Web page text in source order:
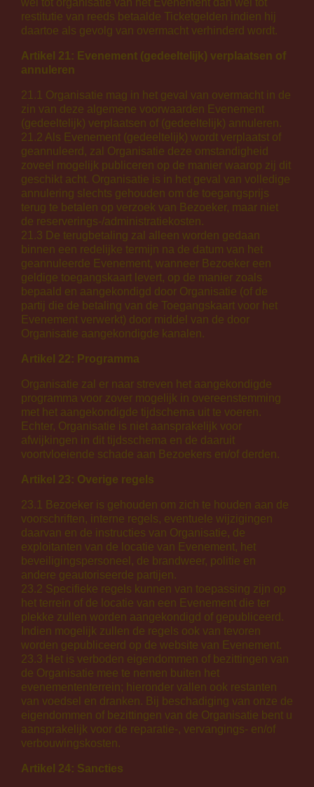
wel tot organisatie van het Evenement dan wel tot
restitutie van reeds betaalde Ticketgelden indien hij
daartoe als gevolg van overmacht verhinderd wordt.
Artikel 21: Evenement (gedeeltelijk) verplaatsen of
annuleren
21.1 Organisatie mag in het geval van overmacht in de
zin van deze algemene voorwaarden Evenement
(gedeeltelijk) verplaatsen of (gedeeltelijk) annuleren.
21.2 Als Evenement (gedeeltelijk) wordt verplaatst of
geannuleerd, zal Organisatie deze omstandigheid
zoveel mogelijk publiceren op de manier waarop zij dit
geschikt acht. Organisatie is in het geval van volledige
annulering slechts gehouden om de toegangsprijs
terug te betalen op verzoek van Bezoeker, maar niet
de reserverings-/administratiekosten.
21.3 De terugbetaling zal alleen worden gedaan
binnen een redelijke termijn na de datum van het
geannuleerde Evenement, wanneer Bezoeker een
geldige toegangskaart levert, op de manier zoals
bepaald en aangekondigd door Organisatie (of de
partij die de betaling van de Toegangskaart voor het
Evenement verwerkt) door middel van de door
Organisatie aangekondigde kanalen.
Artikel 22: Programma
Organisatie zal er naar streven het aangekondigde
programma voor zover mogelijk in overeenstemming
met het aangekondigde tijdschema uit te voeren.
Echter, Organisatie is niet aansprakelijk voor
afwijkingen in dit tijdsschema en de daaruit
voortvloeiende schade aan Bezoekers en/of derden.
Artikel 23: Overige regels
23.1 Bezoeker is gehouden om zich te houden aan de
voorschriften, interne regels, eventuele wijzigingen
daarvan en de instructies van Organisatie, de
exploitanten van de locatie van Evenement, het
beveiligingspersoneel, de brandweer, politie en
andere geautoriseerde partijen.
23.2 Specifieke regels kunnen van toepassing zijn op
het terrein of de locatie van een Evenement die ter
plekke zullen worden aangekondigd of gepubliceerd.
Indien mogelijk zullen de regels ook van tevoren
worden gepubliceerd op de website van Evenement.
23.3 Het is verboden eigendommen of bezittingen van
de Organisatie mee te nemen buiten het
evenemententerrein; hieronder vallen ook restanten
van voedsel en dranken. Bij beschadiging van onze de
eigendommen of bezittingen van de Organisatie bent u
aansprakelijk voor de reparatie-, vervangings- en/of
verbouwingskosten.
Artikel 24: Sancties